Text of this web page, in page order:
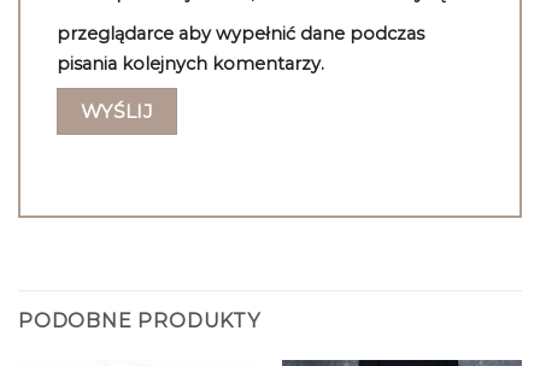
przeglądarce aby wypełnić dane podczas
pisania kolejnych komentarzy.
PODOBNE PRODUKTY